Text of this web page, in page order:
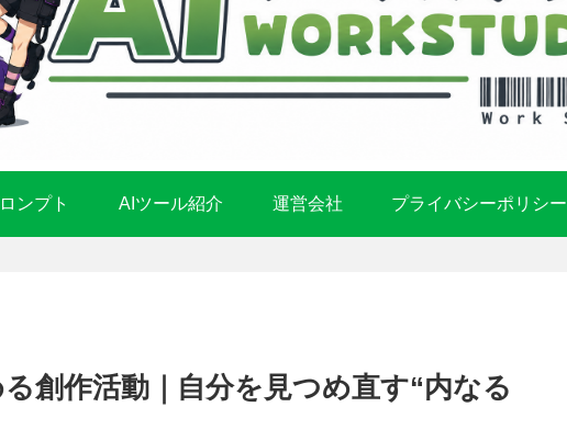
ンプト AIツール紹介 運営会社 プライバシーポリシー
創作活動｜自分を見つめ直す“内なる